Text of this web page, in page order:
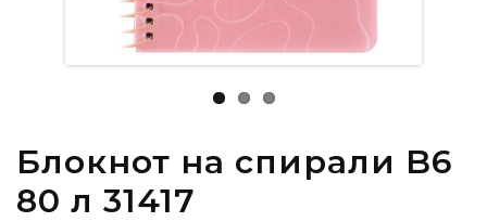
Блокнот на спирали B6
80 л 31417